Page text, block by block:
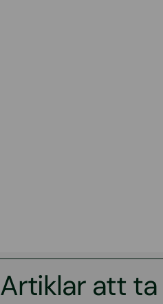
Artiklar att ta